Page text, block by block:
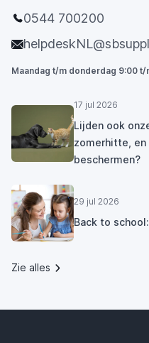
0544 700200
Maandag t/m donderdag 9:00 t/
17 jul 2026
Lijden ook
zomerhitte, en
beschermen?
29 jul 2026
Back to
Zie alles